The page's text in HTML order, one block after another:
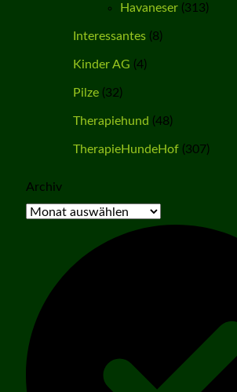
Havaneser(313)
Interessantes(8)
Kinder AG (4)
Pilze(32)
Therapiehund (48)
TherapieHundeHof(307)
Archiv